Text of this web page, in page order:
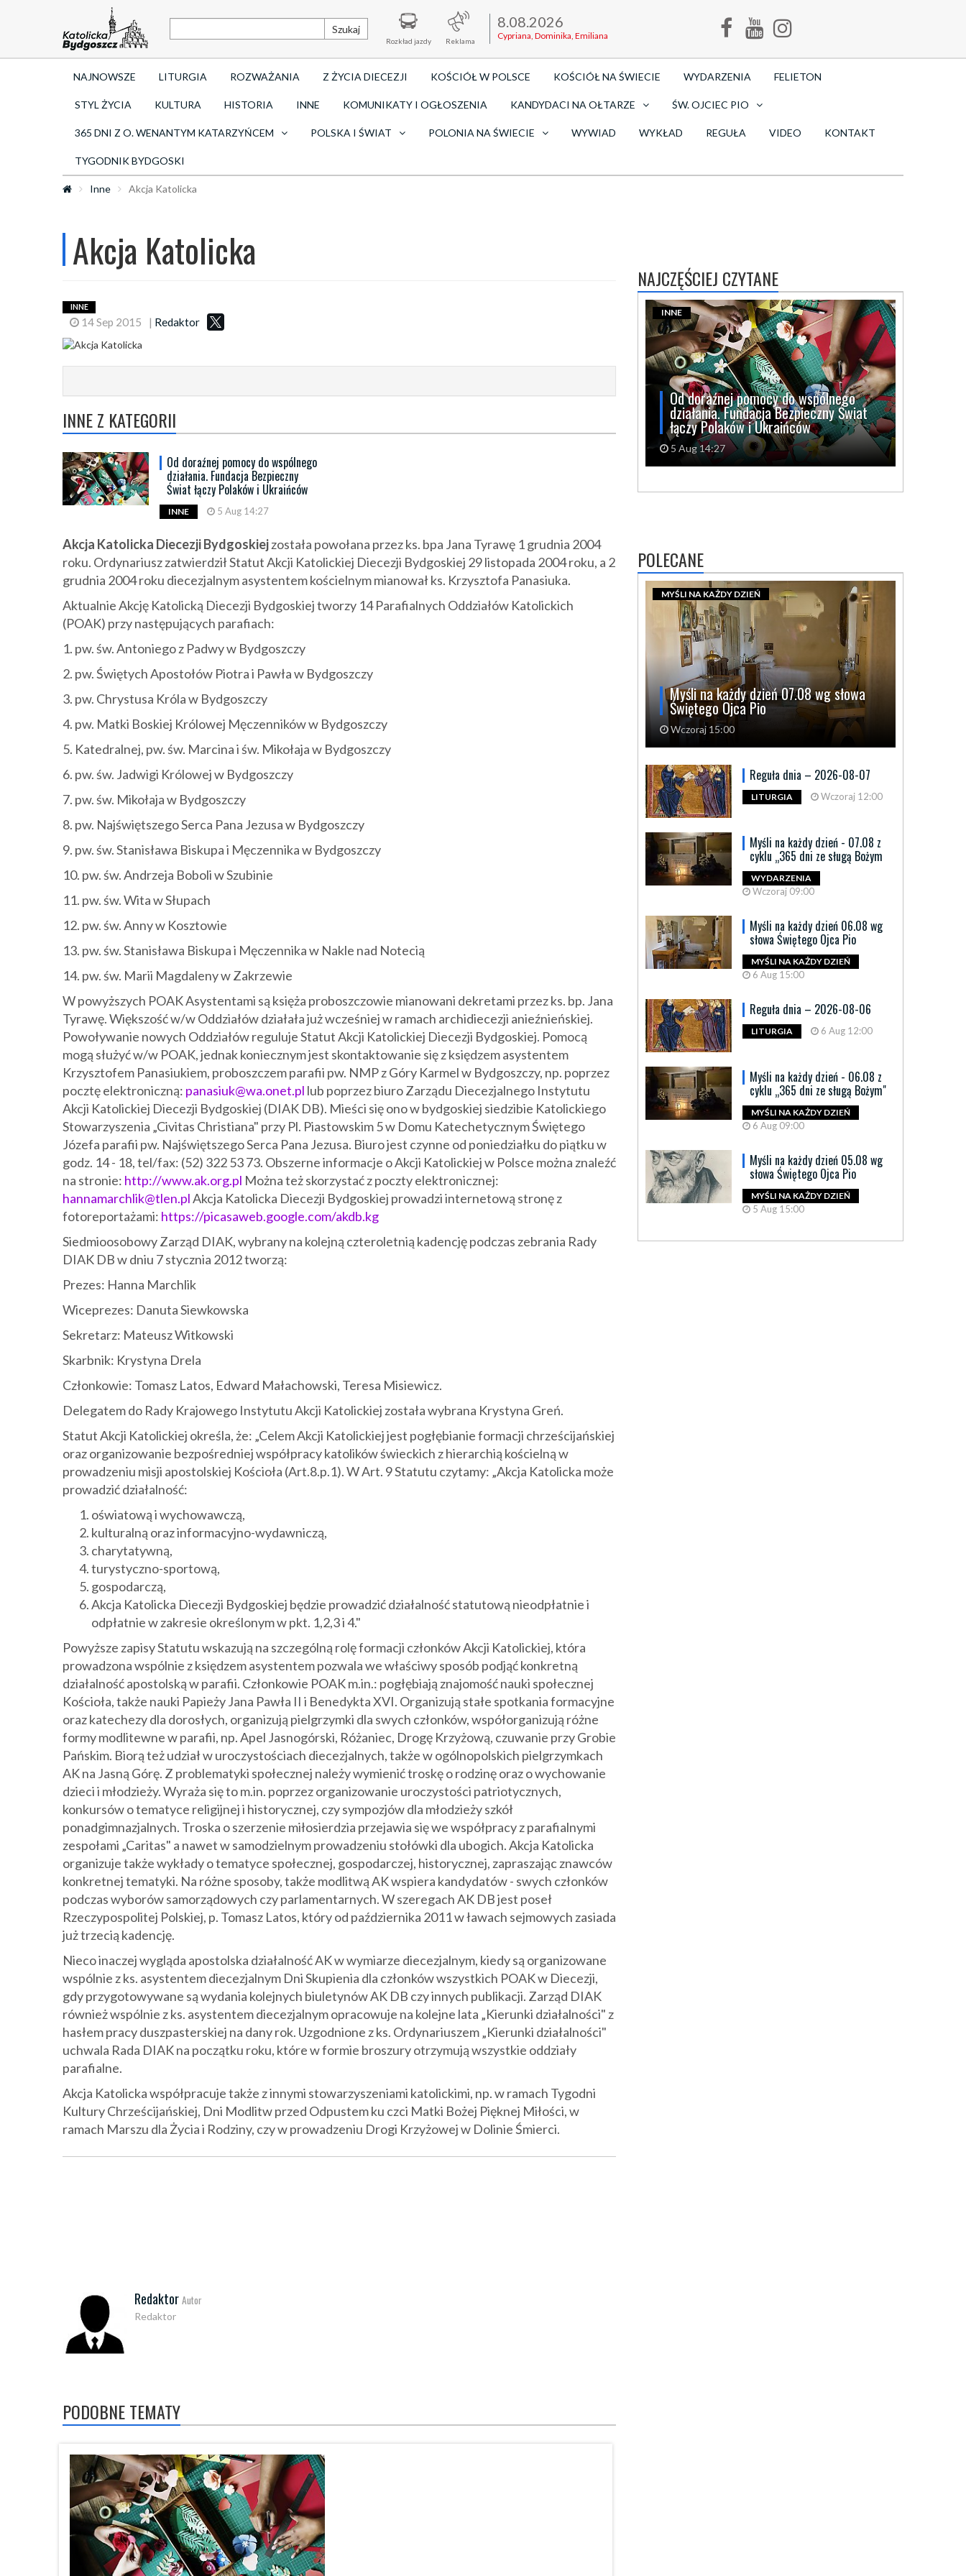
Szukaj
Rozkład jazdy Reklama
8.08.2026
Cypriana, Dominika, Emiliana
NAJNOWSZE LITURGIA ROZWAŻANIA Z ŻYCIA DIECEZJI KOŚCIÓŁ W POLSCE KOŚCIÓŁ NA ŚWIECIE WYDARZENIA FELIETON
STYL ŻYCIA KULTURA HISTORIA INNE KOMUNIKATY I OGŁOSZENIA KANDYDACI NA OŁTARZE ŚW. OJCIEC PIO
365 DNI Z O. WENANTYM KATARZYŃCEM POLSKA I ŚWIAT POLONIA NA ŚWIECIE WYWIAD WYKŁAD REGUŁA VIDEO KONTAKT
TYGODNIK BYDGOSKI
Inne Akcja Katolicka
Akcja Katolicka
INNE
14 Sep 2015 | Redaktor
INNE Z KATEGORII
Od doraźnej pomocy do wspólnego
działania. Fundacja Bezpieczny
Świat łączy Polaków i Ukraińców
INNE 5 Aug 14:27
Akcja Katolicka Diecezji Bydgoskiejzostała powołana przez ks. bpa Jana Tyrawę 1 grudnia 2004
roku. Ordynariusz zatwierdził Statut Akcji Katolickiej Diecezji Bydgoskiej 29 listopada 2004 roku, a 2
grudnia 2004 roku diecezjalnym asystentem kościelnym mianował ks. Krzysztofa Panasiuka.
Aktualnie Akcję Katolicką Diecezji Bydgoskiej tworzy 14 Parafialnych Oddziałów Katolickich
(POAK) przy następujących parafiach:
1. pw. św. Antoniego z Padwy w Bydgoszczy
2. pw. Świętych Apostołów Piotra i Pawła w Bydgoszczy
3. pw. Chrystusa Króla w Bydgoszczy
4. pw. Matki Boskiej Królowej Męczenników w Bydgoszczy
5. Katedralnej, pw. św. Marcina i św. Mikołaja w Bydgoszczy
6. pw. św. Jadwigi Królowej w Bydgoszczy
7. pw. św. Mikołaja w Bydgoszczy
8. pw. Najświętszego Serca Pana Jezusa w Bydgoszczy
9. pw. św. Stanisława Biskupa i Męczennika w Bydgoszczy
10. pw. św. Andrzeja Boboli w Szubinie
11. pw. św. Wita w Słupach
12. pw. św. Anny w Kosztowie
13. pw. św. Stanisława Biskupa i Męczennika w Nakle nad Notecią
14. pw. św. Marii Magdaleny w Zakrzewie
W powyższych POAK Asystentami są księża proboszczowie mianowani dekretami przez ks. bp. Jana
Tyrawę. Większość w/w Oddziałów działała już wcześniej w ramach archidiecezji anieźnieńskiej.
Powoływanie nowych Oddziałów reguluje Statut Akcji Katolickiej Diecezji Bydgoskiej. Pomocą
mogą służyć w/w POAK, jednak koniecznym jest skontaktowanie się z księdzem asystentem
Krzysztofem Panasiukiem, proboszczem parafii pw. NMP z Góry Karmel w Bydgoszczy, np. poprzez
pocztę elektroniczną: panasiuk@wa.onet.pl lub poprzez biuro Zarządu Diecezjalnego Instytutu
Akcji Katolickiej Diecezji Bydgoskiej (DIAK DB). Mieści się ono w bydgoskiej siedzibie Katolickiego
Stowarzyszenia „Civitas Christiana" przy Pl. Piastowskim 5 w Domu Katechetycznym Świętego
Józefa parafii pw. Najświętszego Serca Pana Jezusa. Biuro jest czynne od poniedziałku do piątku w
godz. 14 - 18, tel/fax: (52) 322 53 73. Obszerne informacje o Akcji Katolickiej w Polsce można znaleźć
na stronie: http://www.ak.org.pl Można też skorzystać z poczty elektronicznej:
hannamarchlik@tlen.plAkcja Katolicka Diecezji Bydgoskiej prowadzi internetową stronę z
fotoreportażami: https://picasaweb.google.com/akdb.kg
Siedmioosobowy Zarząd DIAK, wybrany na kolejną czteroletnią kadencję podczas zebrania Rady
DIAK DB w dniu 7 stycznia 2012 tworzą:
Prezes: Hanna Marchlik
Wiceprezes: Danuta Siewkowska
Sekretarz: Mateusz Witkowski
Skarbnik: Krystyna Drela
Członkowie: Tomasz Latos, Edward Małachowski, Teresa Misiewicz.
Delegatem do Rady Krajowego Instytutu Akcji Katolickiej została wybrana Krystyna Greń.
Statut Akcji Katolickiej określa, że: „Celem Akcji Katolickiej jest pogłębianie formacji chrześcijańskiej
oraz organizowanie bezpośredniej współpracy katolików świeckich z hierarchią kościelną w
prowadzeniu misji apostolskiej Kościoła (Art.8.p.1). W Art. 9 Statutu czytamy: „Akcja Katolicka może
prowadzić działalność:
oświatową i wychowawczą,
kulturalną oraz informacyjno-wydawniczą,
charytatywną,
turystyczno-sportową,
gospodarczą,
Akcja Katolicka Diecezji Bydgoskiej będzie prowadzić działalność statutową nieodpłatnie i
odpłatnie w zakresie określonym w pkt. 1,2,3 i 4."
Powyższe zapisy Statutu wskazują na szczególną rolę formacji członków Akcji Katolickiej, która
prowadzona wspólnie z księdzem asystentem pozwala we właściwy sposób podjąć konkretną
działalność apostolską w parafii. Członkowie POAK m.in.: pogłębiają znajomość nauki społecznej
Kościoła, także nauki Papieży Jana Pawła II i Benedykta XVI. Organizują stałe spotkania formacyjne
oraz katechezy dla dorosłych, organizują pielgrzymki dla swych członków, współorganizują różne
formy modlitewne w parafii, np. Apel Jasnogórski, Różaniec, Drogę Krzyżową, czuwanie przy Grobie
Pańskim. Biorą też udział w uroczystościach diecezjalnych, także w ogólnopolskich pielgrzymkach
AK na Jasną Górę. Z problematyki społecznej należy wymienić troskę o rodzinę oraz o wychowanie
dzieci i młodzieży. Wyraża się to m.in. poprzez organizowanie uroczystości patriotycznych,
konkursów o tematyce religijnej i historycznej, czy sympozjów dla młodzieży szkół
ponadgimnazjalnych. Troska o szerzenie miłosierdzia przejawia się we współpracy z parafialnymi
zespołami „Caritas" a nawet w samodzielnym prowadzeniu stołówki dla ubogich. Akcja Katolicka
organizuje także wykłady o tematyce społecznej, gospodarczej, historycznej, zapraszając znawców
konkretnej tematyki. Na różne sposoby, także modlitwą AK wspiera kandydatów - swych członków
podczas wyborów samorządowych czy parlamentarnych. W szeregach AK DB jest poseł
Rzeczypospolitej Polskiej, p. Tomasz Latos, który od października 2011 w ławach sejmowych zasiada
już trzecią kadencję.
Nieco inaczej wygląda apostolska działalność AK w wymiarze diecezjalnym, kiedy są organizowane
wspólnie z ks. asystentem diecezjalnym Dni Skupienia dla członków wszystkich POAK w Diecezji,
gdy przygotowywane są wydania kolejnych biuletynów AK DB czy innych publikacji. Zarząd DIAK
również wspólnie z ks. asystentem diecezjalnym opracowuje na kolejne lata „Kierunki działalności" z
hasłem pracy duszpasterskiej na dany rok. Uzgodnione z ks. Ordynariuszem „Kierunki działalności"
uchwala Rada DIAK na początku roku, które w formie broszury otrzymują wszystkie oddziały
parafialne.
Akcja Katolicka współpracuje także z innymi stowarzyszeniami katolickimi, np. w ramach Tygodni
Kultury Chrześcijańskiej, Dni Modlitw przed Odpustem ku czci Matki Bożej Pięknej Miłości, w
ramach Marszu dla Życia i Rodziny, czy w prowadzeniu Drogi Krzyżowej w Dolinie Śmierci.
Redaktor Autor
Redaktor
PODOBNE TEMATY
NAJCZĘŚCIEJ CZYTANE
Od doraźnej pomocy do wspólnego
działania. Fundacja Bezpieczny Świat
łączy Polaków i Ukraińców
5 Aug 14:27
INNE
POLECANE
Myśli na każdy dzień 07.08 wg słowa
Świętego Ojca Pio
Wczoraj 15:00
MYŚLI NA KAŻDY DZIEŃ
Reguła dnia – 2026-08-07
LITURGIA Wczoraj 12:00
Myśli na każdy dzień - 07.08 z
cyklu „365 dni ze sługą Bożym
WYDARZENIA
Wczoraj 09:00
Myśli na każdy dzień 06.08 wg
słowa Świętego Ojca Pio
MYŚLI NA KAŻDY DZIEŃ
6 Aug 15:00
Reguła dnia – 2026-08-06
LITURGIA 6 Aug 12:00
Myśli na każdy dzień - 06.08 z
cyklu „365 dni ze sługą Bożym"
MYŚLI NA KAŻDY DZIEŃ
6 Aug 09:00
Myśli na każdy dzień 05.08 wg
słowa Świętego Ojca Pio
MYŚLI NA KAŻDY DZIEŃ
5 Aug 15:00